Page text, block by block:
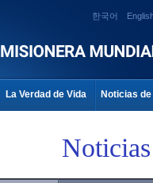
한국어
La Verdad de Vida Noticias
Noticias